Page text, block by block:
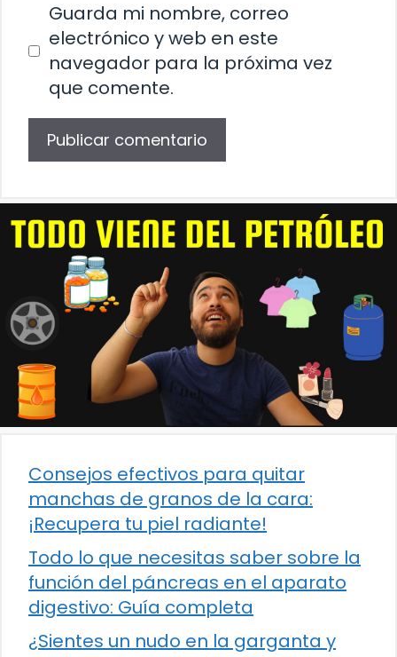
Guarda mi nombre, correo
electrónico y web en este
navegador para la próxima vez
que comente.
Consejos efectivos para quitar
manchas de granos de la cara:
¡Recupera tu piel radiante!
Todo lo que necesitas saber sobre la
función del páncreas en el aparato
digestivo: Guía completa
¿Sientes un nudo en la garganta y